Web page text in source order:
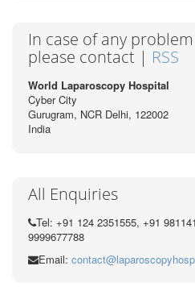
In case of any
please contact | RSS
World Laparoscopy Hospital
Cyber City
Gurugram, NCR Delhi, 122002
India
All Enquiries
Tel: +91 124 2351555, +91
9999677788
Email: